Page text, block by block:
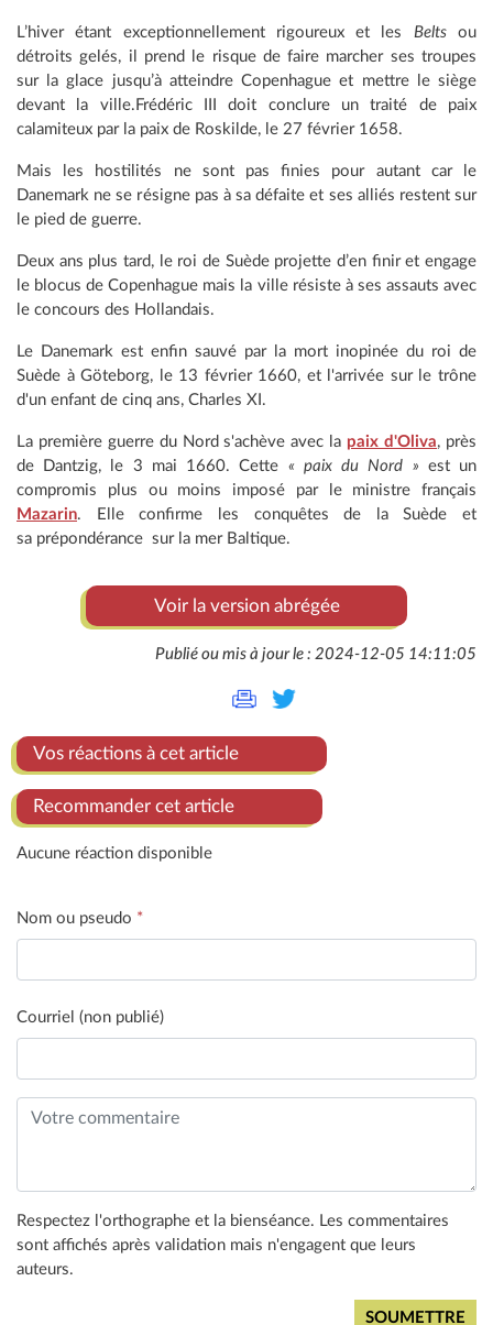
L’hiver étant exceptionnellement rigoureux et les Beltsou
détroits gelés, il prend le risque de faire marcher ses troupes
sur la glace jusqu’à atteindre Copenhague et mettre le siège
devant la ville.Frédéric III doit conclure un traité de paix
calamiteux par la paix de Roskilde, le 27 février 1658.
Mais les hostilités ne sont pas finies pour autant car le
Danemark ne se résigne pas à sa défaite et ses alliés restent sur
le pied de guerre.
Deux ans plus tard, le roi de Suède projette d’en finir et engage
le blocus de Copenhague mais la ville résiste à ses assauts avec
le concours des Hollandais.
Le Danemark est enfin sauvé par la mort inopinée du roi de
Suède à Göteborg, le 13 février 1660, et l'arrivée sur le trône
d'un enfant de cinq ans, Charles XI.
La première guerre du Nord s'achève avec la paix d'Oliva, près
de Dantzig, le 3 mai 1660. Cette « paix du Nord » est un
compromis plus ou moins imposé par le ministre français
Mazarin. Elle confirme les conquêtes de la Suède et
sa prépondérance sur la mer Baltique.
Voir la version abrégée
Publié ou mis à jour le : 2024-12-05 14:11:05
Vos réactions à cet article
Recommander cet article
Aucune réaction disponible
Nom ou pseudo *
Courriel (non publié)
Respectez l'orthographe et la bienséance. Les commentaires
sont affichés après validation mais n'engagent que leurs
auteurs.